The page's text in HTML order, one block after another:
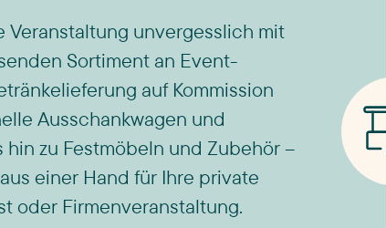
Veranstaltung unvergesslich mit
Sortiment an Event-
auf Kommission
Ausschankwagen und
hin zu Festmöbeln und Zubehör –
einer Hand für Ihre private
oder Firmenveranstaltung.